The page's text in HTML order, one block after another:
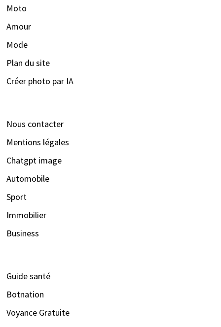
Moto
Amour
Mode
Plan du site
Créer photo par IA
Nous contacter
Mentions légales
Chatgpt image
Automobile
Sport
Immobilier
Business
Guide santé
Botnation
Voyance Gratuite